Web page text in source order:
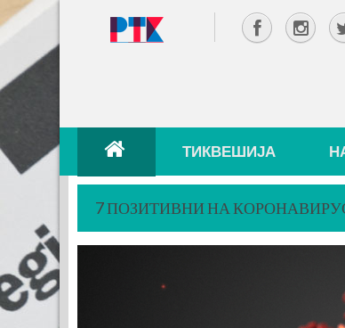
ТИКВЕШИЈА
7 ПОЗИТИВНИ НА